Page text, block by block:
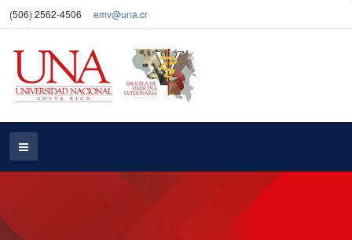
(506) 2562-4506 emv@una.cr